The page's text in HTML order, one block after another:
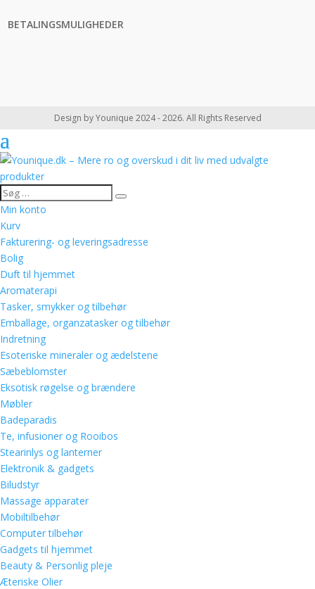
BETALINGSMULIGHEDER
Design by Younique 2024 - 2026. All Rights Reserved
Min konto
Kurv
Fakturering- og leveringsadresse
Bolig
Duft til hjemmet
Aromaterapi
Tasker, smykker og tilbehør
Emballage, organzatasker og tilbehør
Indretning
Esoteriske mineraler og ædelstene
Sæbeblomster
Eksotisk røgelse og brændere
Møbler
Badeparadis
Te, infusioner og Rooibos
Stearinlys og lanterner
Elektronik & gadgets
Biludstyr
Massage apparater
Mobiltilbehør
Computer tilbehør
Gadgets til hjemmet
Beauty & Personlig pleje
Æteriske Olier